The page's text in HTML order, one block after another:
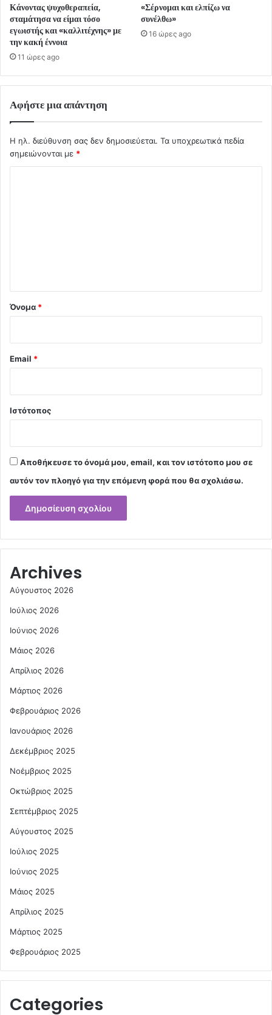
Κάνοντας ψυχοθεραπεία,
σταμάτησα να είμαι τόσο
εγωιστής και «καλλιτέχνης» με
την κακή έννοια
11 ώρες ago
«Σέρνομαι και ελπίζω να
συνέλθω»
16 ώρες ago
Αφήστε μια απάντηση
Η ηλ. διεύθυνση σας δεν δημοσιεύεται. Τα υποχρεωτικά πεδία
σημειώνονται με *
Όνομα *
Email *
Ιστότοπος
Αποθήκευσε το όνομά μου, email, και τον ιστότοπο μου σε
αυτόν τον πλοηγό για την επόμενη φορά που θα σχολιάσω.
Archives
Αύγουστος 2026
Ιούλιος 2026
Ιούνιος 2026
Μάιος 2026
Απρίλιος 2026
Μάρτιος 2026
Φεβρουάριος 2026
Ιανουάριος 2026
Δεκέμβριος 2025
Νοέμβριος 2025
Οκτώβριος 2025
Σεπτέμβριος 2025
Αύγουστος 2025
Ιούλιος 2025
Ιούνιος 2025
Μάιος 2025
Απρίλιος 2025
Μάρτιος 2025
Φεβρουάριος 2025
Categories